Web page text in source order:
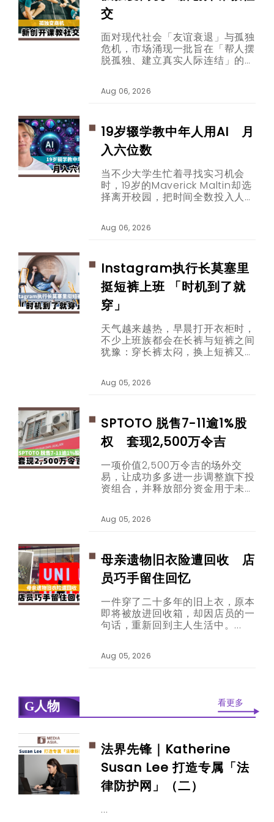
交
面对现代社会「友谊衰退」与孤独
危机，市场涌现一批旨在「帮人摆
脱孤独、建立真实人际连结」的新
害羞训练，到年费逾两千欧元的高
Aug 06, 2026
19岁辍学教中年人用AI 月
入六位数
当不少大学生忙着寻找实习机会
时，19岁的Maverick Maltin却选
择离开校园，把时间全数投入人工
ChatGPT等AI工具，并靠品牌合
Aug 06, 2026
Instagram执行长莫塞里
挺短裤上班 「时机到了就
穿」
天气越来越热，早晨打开衣柜时，
不少上班族都会在长裤与短裤之间
犹豫：穿长裤太闷，换上短裤又担
论。
Aug 05, 2026
SPTOTO 脱售7-11逾1%股
权 套现2,500万令吉
一项价值2,500万令吉的场外交
易，让成功多多进一步调整旗下投
资组合，并释放部分资金用于未来
Aug 05, 2026
母亲遗物旧衣险遭回收 店
员巧手留住回忆
一件穿了二十多年的旧上衣，原本
即将被放进回收箱，却因店员的一
句话，重新回到主人生活中。
Aug 05, 2026
G人物 看更多
法界先锋｜Katherine
Susan Lee 打造专属「法
律防护网」（二）